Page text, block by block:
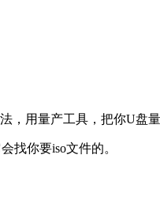
，用量产工具，把你U盘
找你要iso文件的。